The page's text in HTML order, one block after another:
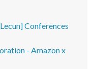
Conferences
- Amazon x